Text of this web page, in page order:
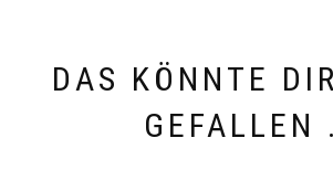
DAS KÖNNTE
GEFALLEN